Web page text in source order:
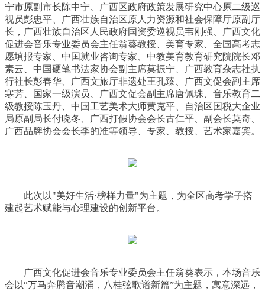
宁市原副市长陈中宁、广西区政府政策发展研究中心原二级巡
视员彭忠平、广西壮族自治区原人力资源和社会保障厅原副厅
长，广西壮族自治区人民政府国资委巡视员韦刚强、广西文化
促进会音乐专业委员会主任翁葵教授、美育专家、全国高考志
愿填报专家、中国就业咨询专家、中教美育教育研究院院长邓
素云、中国硬笔书法家协会副主席莫振宁、广西教育杂志社执
行社长彭春华、广西文旅厅非遗处王孔臻、广西文促会副主席
寒芳、国家一级演员、广西文促会副主席唐佩珠、音乐教育二
级教授陈玉丹、中国工艺美术大师黄克平、自治区国税大企业
局原副局长付晓冬、广西打假协会会长古仁平、副会长莫奇、
广西品牌协会会长李的准等领导、专家、教授、艺术家嘉宾。
此次以"美好生活·榜样力量"为主题，为全区高考学子搭
建起艺术赋能与心理建设的创新平台。
广西文化促进会音乐专业委员会主任翁葵表示，本场音乐
会以“万马奔腾音潮涌，八桂弦歌谱新篇”为主题，寓意深远，